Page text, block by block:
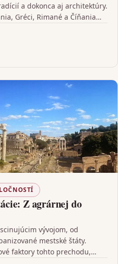
a dokonca aj architektúry.
Gréci, Rimané a Číňania
Z agrárnej do
vývojom, od
mestské štáty.
faktory tohto prechodu,